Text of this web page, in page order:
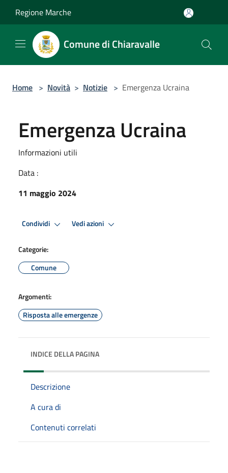
Regione Marche
Comune di Chiaravalle
Home > Novità > Notizie > Emergenza Ucraina
Emergenza Ucraina
Informazioni utili
Data :
11 maggio 2024
Condividi Vedi azioni
Categorie:
Comune
Argomenti:
Risposta alle emergenze
INDICE DELLA PAGINA
Descrizione
A cura di
Contenuti correlati